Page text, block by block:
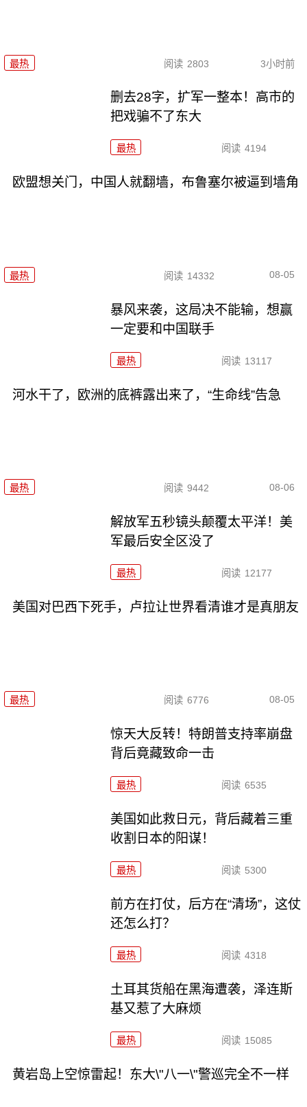
最热 阅读 2803 3小时前
删去28字，扩军一整本！高市的
把戏骗不了东大
最热 阅读 4194
欧盟想关门，中国人就翻墙，布鲁塞尔被逼到墙角
最热 阅读 14332 08-05
暴风来袭，这局决不能输，想赢
一定要和中国联手
最热 阅读 13117
河水干了，欧洲的底裤露出来了，“生命线”告急
最热 阅读 9442 08-06
解放军五秒镜头颠覆太平洋！美
军最后安全区没了
最热 阅读 12177
美国对巴西下死手，卢拉让世界看清谁才是真朋友
最热 阅读 6776 08-05
惊天大反转！特朗普支持率崩盘
背后竟藏致命一击
最热 阅读 6535
美国如此救日元，背后藏着三重
收割日本的阳谋！
最热 阅读 5300
前方在打仗，后方在“清场”，这仗
还怎么打？
最热 阅读 4318
土耳其货船在黑海遭袭，泽连斯
基又惹了大麻烦
最热 阅读 15085
黄岩岛上空惊雷起！东大\"八一\"警巡完全不一样